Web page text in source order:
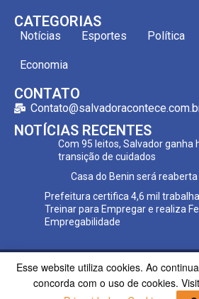
CATEGORIAS
Notícias Esportes Política
Economia
CONTATO
NOTÍCIAS RECENTES
Com 95 leitos, Salvador ganha
transição de cuidados
Casa do Benin será
Prefeitura certifica 4,6 mil
Treinar para Empregar e realiza
Empregabilidade
Copyright ©2023 Salvador
reservados | Desenvolvido
Esse website utiliza cookies. Ao
concorda com o uso de cookies.